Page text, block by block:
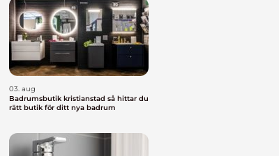
03. aug
Badrumsbutik kristianstad så hittar du
rätt butik för ditt nya badrum